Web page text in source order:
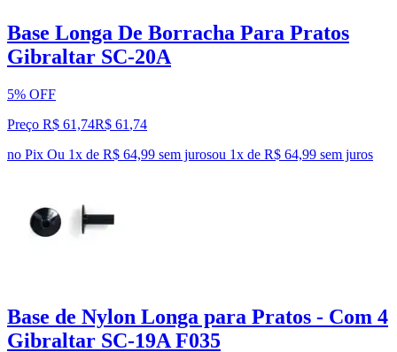
Base Longa De Borracha Para Pratos
Gibraltar SC-20A
5% OFF
Preço R$ 61,74R$ 61 ,74
no Pix Ou 1x de R$ 64,99 sem jurosou 1x de R$ 64,99 sem juros
Base de Nylon Longa para Pratos - Com 4
Gibraltar SC-19A F035